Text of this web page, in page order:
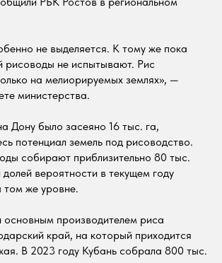
не выделяется. К тому же пока
рисоводы не испытывают. Рис
на мелиорируемых землях», —
министерства.
Дону было засеяно 16 тыс. га,
потенциал земель под рисоводство.
собирают приблизительно 80 тыс.
вероятности в текущем году
том же уровне.
основным производителем риса
край, на который приходится
В 2023 году Кубань собрала 800 тыс.